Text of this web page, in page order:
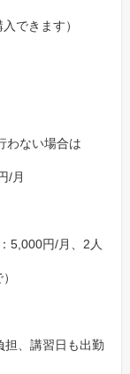
できます）
わない場合は
/月
5,000円/月、2人
担、講習日も出勤